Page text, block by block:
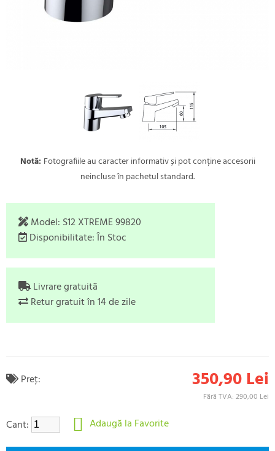
Notă: Fotografiile au caracter informativ și pot conține accesorii
neincluse în pachetul standard.
Model: S12 XTREME 99820
Disponibilitate:În Stoc
Livrare gratuită
Retur gratuit în 14 de zile
Preţ: 350,90 Lei
Fără TVA: 290,00 Lei
Cant: Adaugă la Favorite